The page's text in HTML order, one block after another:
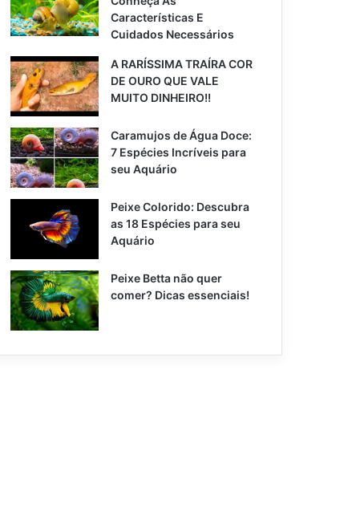
Características E
Cuidados Necessários
A RARÍSSIMA TRAÍRA COR
DE OURO QUE VALE
MUITO DINHEIRO!!
Caramujos de Água Doce:
7 Espécies Incríveis para
seu Aquário
Peixe Colorido: Descubra
as 18 Espécies para seu
Aquário
Peixe Betta não quer
comer? Dicas essenciais!